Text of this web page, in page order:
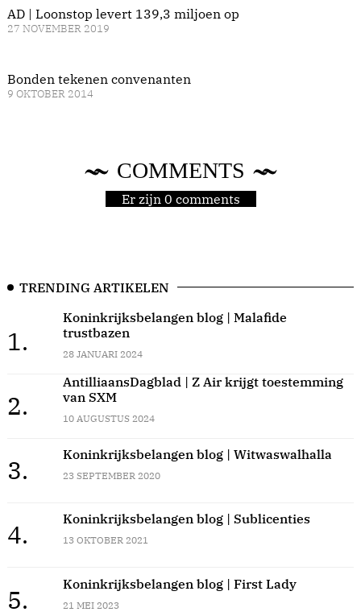
AD | Loonstop levert 139,3 miljoen op
27 NOVEMBER 2019
Bonden tekenen convenanten
9 OKTOBER 2014
COMMENTS
Er zijn 0 comments
TRENDING ARTIKELEN
1.
Koninkrijksbelangen blog | Malafide
trustbazen
28 JANUARI 2024
2.
AntilliaansDagblad | Z Air krijgt toestemming
van SXM
10 AUGUSTUS 2024
3.
Koninkrijksbelangen blog | Witwaswalhalla
23 SEPTEMBER 2020
4.
Koninkrijksbelangen blog | Sublicenties
13 OKTOBER 2021
5.
Koninkrijksbelangen blog | First Lady
21 MEI 2023